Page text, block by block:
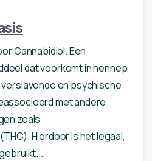
Cannabidiol. Een
dat voorkomt in hennep
en psychische
met andere
zoals
Hierdoor is het legaal,